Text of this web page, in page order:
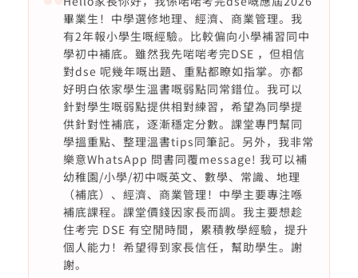
畢業生！中學選修地理、經濟、商業管理。我
有2年報小學生嘅經驗。比較偏向小學補習同中
學初中補底。雖然我先啱啱考完DSE ，但相信
對dse 呢幾年嘅出題、重點都瞭如指掌。亦都
好明白依家學生溫書嘅弱點同常錯位。我可以
針對學生嘅弱點提供相對練習，希望為同學提
供針對性補底，逐漸穩定分數。課堂專門幫同
學搵重點、整理溫書tips同筆記。另外，我非常
樂意WhatsApp 問書同覆message! 我可以補
幼稚園/小學/初中嘅英文、數學、常識、地理
（補底）、經濟、商業管理！中學主要專注喺
補底課程。課堂價錢因家長而調。我主要想趁
住考完 DSE 有空閒時間，累積教學經驗，提升
個人能力！希望得到家長信任，幫助學生。謝
謝。